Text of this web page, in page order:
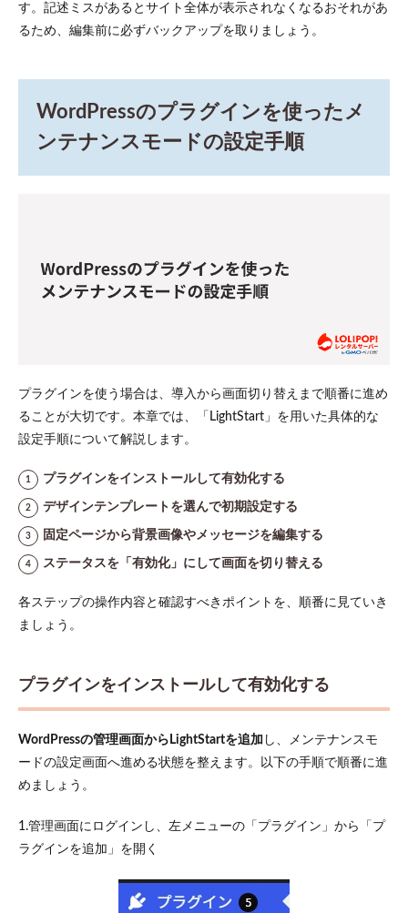
やす
くす
プラ
ンは1
つ更
る
す。記述ミスがあるとサイト全体が表示されなくなるおそれがあ
るため、編集前に必ずバックアップを取りましょう。
WordPressのプラグインを使ったメ
ンテナンスモードの設定手順
プラグインを使う場合は、導入から画面切り替えまで順番に進め
ることが大切です。本章では、「LightStart」を用いた具体的な
設定手順について解説します。
プラグインをインストールして有効化する
デザインテンプレートを選んで初期設定する
固定ページから背景画像やメッセージを編集する
ステータスを「有効化」にして画面を切り替える
各ステップの操作内容と確認すべきポイントを、順番に見ていき
ましょう。
プラグインをインストールして有効化する
WordPressの管理画面からLightStartを追加 し、メンテナンスモ
ードの設定画面へ進める状態を整えます。以下の手順で順番に進
めましょう。
1.管理画面にログインし、左メニューの「プラグイン」から「プ
ラグインを追加」を開く